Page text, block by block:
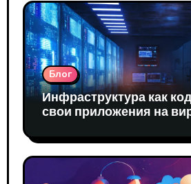
Блог
Инфраструктура как
свои приложения на